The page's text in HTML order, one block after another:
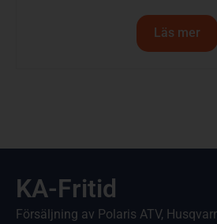
Läs mer
KA-Fritid
Försäljning av Polaris ATV,